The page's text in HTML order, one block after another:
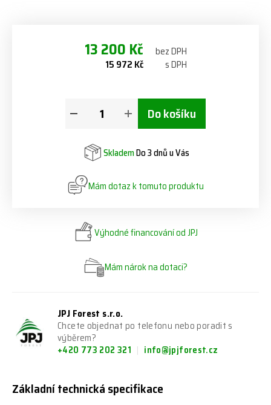
13 200 Kč bez DPH
15 972 Kč s DPH
Do košíku
SklademDo 3 dnů u Vás
Mám dotaz k tomuto produktu
Výhodné financování od JPJ
Mám nárok na dotaci?
JPJ Forest s.r.o.
Chcete objednat po telefonu nebo poradit s
výběrem?
+420 773 202 321
info@jpjforest.cz
Základní technická specifikace